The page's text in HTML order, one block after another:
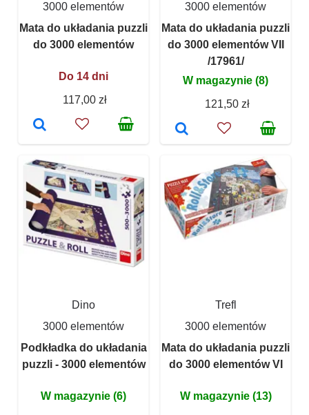
3000 elementów
Mata do układania puzzli
do 3000 elementów
Do 14 dni
117,00 zł
3000 elementów
Mata do układania puzzli
do 3000 elementów VII
/17961/
W magazynie (8)
121,50 zł
Dino
3000 elementów
Podkładka do układania
puzzli - 3000 elementów
W magazynie (6)
Trefl
3000 elementów
Mata do układania puzzli
do 3000 elementów VI
W magazynie (13)